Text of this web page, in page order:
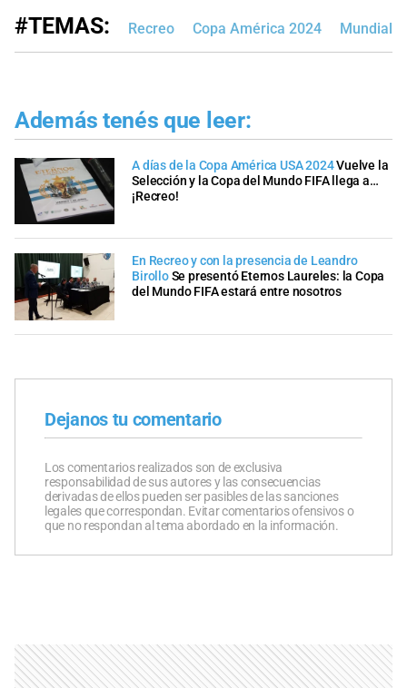
#TEMAS: Recreo Copa América 2024 Mundial
Además tenés que leer:
A días de la Copa América USA 2024Vuelve la
Selección y la Copa del Mundo FIFA llega a…
¡Recreo!
En Recreo y con la presencia de Leandro
BirolloSe presentó Eternos Laureles: la Copa
del Mundo FIFA estará entre nosotros
Dejanos tu comentario
Los comentarios realizados son de exclusiva
responsabilidad de sus autores y las consecuencias
derivadas de ellos pueden ser pasibles de las sanciones
legales que correspondan. Evitar comentarios ofensivos o
que no respondan al tema abordado en la información.